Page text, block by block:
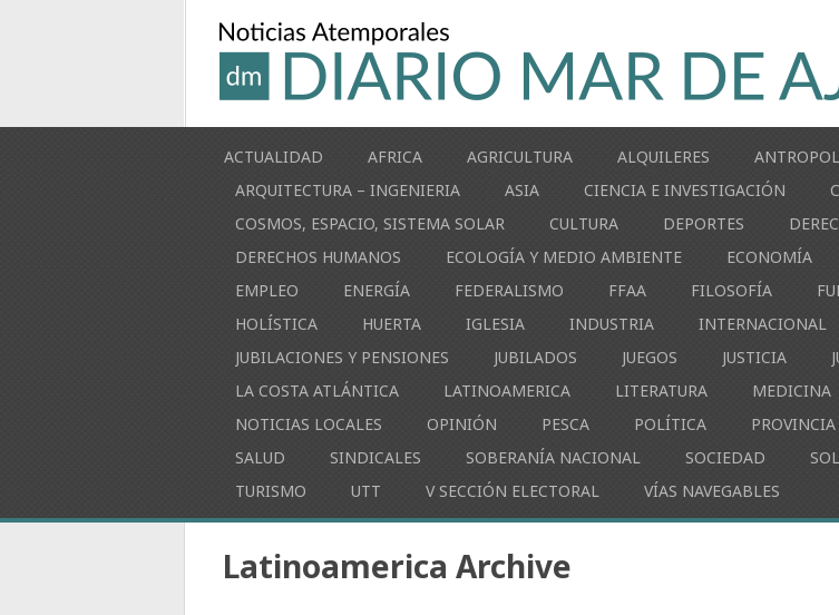
ACTUALIDAD AFRICA AGRICULTURA ALQUILERES
ARQUITECTURA – INGENIERIA
ASIA CIENCIA E INVESTIGACIÓN
COSMOS, ESPACIO, SISTEMA SOLAR
CULTURA DEPORTES
DERECHOS HUMANOS
ECOLOGÍA Y MEDIO AMBIENTE ECONOMÍA
EMPLEO
ENERGÍA FEDERALISMO FFAA FILOSOFÍA
HOLÍSTICA
HUERTA IGLESIA INDUSTRIA INTERNACIONAL
JUBILACIONES Y PENSIONES
JUBILADOS JUEGOS JUSTICIA
LA COSTA ATLÁNTICA
LATINOAMERICA LITERATURA MEDICINA
NOTICIAS LOCALES
OPINIÓN PESCA POLÍTICA
SALUD
SINDICALES SOBERANÍA NACIONAL SOCIEDAD
TURISMO
UTT V SECCIÓN ELECTORAL VÍAS NAVEGABLES
Latinoamerica Archive